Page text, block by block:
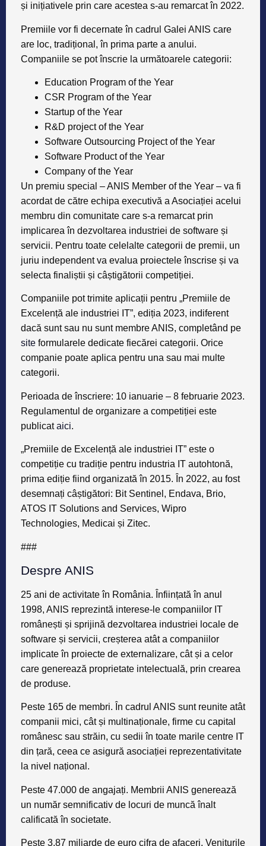
și inițiativele prin care acestea s-au remarcat în 2022.
Premiile vor fi decernate în cadrul Galei ANIS care
are loc, tradițional, în prima parte a anului.
Companiile se pot înscrie la următoarele categorii:
Education Program of the Year
CSR Program of the Year
Startup of the Year
R&D project of the Year
Software Outsourcing Project of the Year
Software Product of the Year
Company of the Year
Un premiu special – ANIS Member of the Year – va fi
acordat de către echipa executivă a Asociației acelui
membru din comunitate care s-a remarcat prin
implicarea în dezvoltarea industriei de software și
servicii. Pentru toate celelalte categorii de premii, un
juriu independent va evalua proiectele înscrise și va
selecta finaliștii și câștigătorii competiției.
Companiile pot trimite aplicații pentru „Premiile de
Excelență ale industriei IT”, ediția 2023, indiferent
dacă sunt sau nu sunt membre ANIS, completând pe
site formularele dedicate fiecărei categorii. Orice
companie poate aplica pentru una sau mai multe
categorii.
Perioada de înscriere: 10 ianuarie – 8 februarie 2023.
Regulamentul de organizare a competiției este
publicataici.
„Premiile de Excelență ale industriei IT” este o
competiție cu tradiție pentru industria IT autohtonă,
prima ediție fiind organizată în 2015. În 2022, au fost
desemnați câștigători: Bit Sentinel, Endava, Brio,
ATOS IT Solutions and Services, Wipro
Technologies, Medicai și Zitec.
###
Despre ANIS
25 ani de activitate în România. Înființată în anul
1998, ANIS reprezintă interese-le companiilor IT
românești și sprijină dezvoltarea industriei locale de
software și servicii, creșterea atât a companiilor
implicate în proiecte de externalizare, cât și a celor
care generează proprietate intelectuală, prin crearea
de produse.
Peste 165 de membri. În cadrul ANIS sunt reunite atât
companii mici, cât și multinaționale, firme cu capital
românesc sau străin, cu sedii în toate marile centre IT
din țară, ceea ce asigură asociației reprezentativitate
la nivel național.
Peste 47.000 de angajați. Membrii ANIS generează
un număr semnificativ de locuri de muncă înalt
calificată în societate.
Peste 3,87 miliarde de euro cifra de afaceri. Veniturile